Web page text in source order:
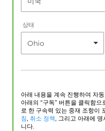
상태
아래 내용을 계속 진행하여 자
아래의 “구독” 버튼을 클릭함
로 한 구속력 있는 중재 조항이
침, 취소 정책, 그리고 아래에 명
니다.